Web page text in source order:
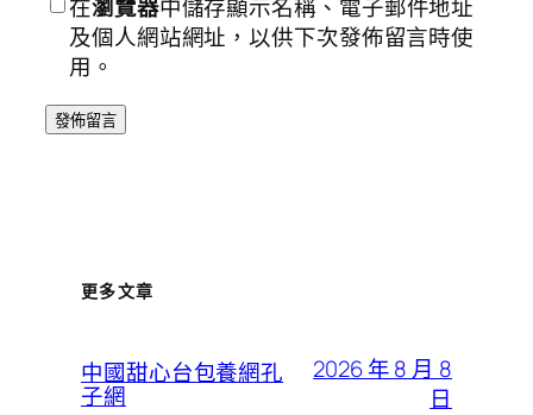
在瀏覽器中儲存顯示名稱、電子郵件地址
及個人網站網址，以供下次發佈留言時使
用。
更多文章
中國甜心台包養網孔
子網
2026 年 8 月 8
日